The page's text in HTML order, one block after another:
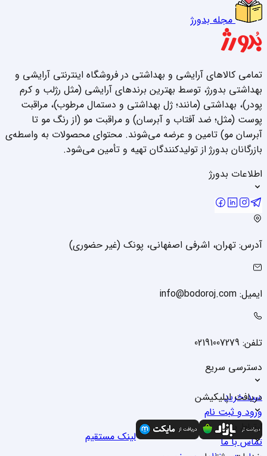
مجله بدورژ
تمامی کالاهای آرایشی و بهداشتی در فروشگاه اینترنتی آرایشی و
بهداشتی بدورژ، توسط بهترین برندهای آرایشی (مثل رژلب و کرم
پودر)، بهداشتی (مانند؛ ژل بهداشتی و دستمال مرطوب)، مراقبت
پوست (مثل؛ ضد آفتاب و آبرسان) و مراقبت مو (از رنگ مو تا
آبرسان مو) تامین و عرضه می‌شوند. محتوای محصولات به واسطه‌ی
بازرگانان بدورژ از تولیدکنندگان تهیه و تأمین می‌شود.
اطلاعات بدورژ
آدرس: تهران، اشرفی اصفهانی، پونک (غیر حضوری)
ایمیل: info@bodoroj.com
تلفن: 02191007279
دسترسی سریع
سبد خرید
ورود و ثبت نام
درباره ما
تماس با ما
دریافت اپلیکیشن
لینک مستقیم
ارتباط با ما